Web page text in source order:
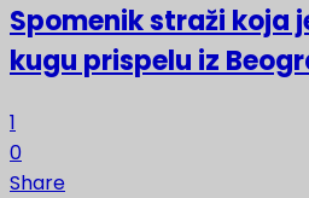
Spomenik straži koja
kugu prispelu iz
1
0
Share